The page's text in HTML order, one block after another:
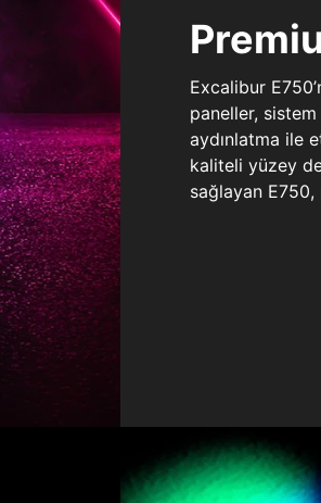
Excalibur
paneller,
aydınlatma ile
kaliteli yüzey
sağlayan E750,